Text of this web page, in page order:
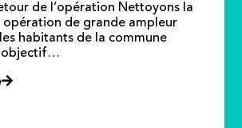
de l’opération Nettoyons la
opération de grande ampleur
habitants de la commune
objectif…